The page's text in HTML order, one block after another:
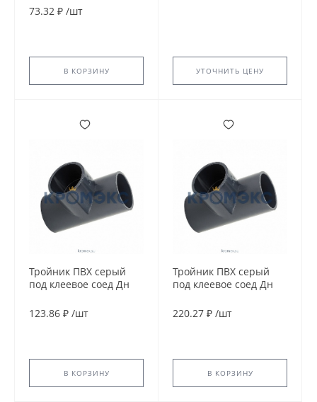
напорный Aquaviva
73.32 ₽ /шт
В КОРЗИНУ УТОЧНИТЬ ЦЕНУ
Тройник ПВХ серый
под клеевое соед Дн
напорный Aquaviva
123.86 ₽ /шт
В КОРЗИНУ
Тройник ПВХ серый
под клеевое соед Дн
напорный Aquaviva
220.27 ₽ /шт
В КОРЗИНУ